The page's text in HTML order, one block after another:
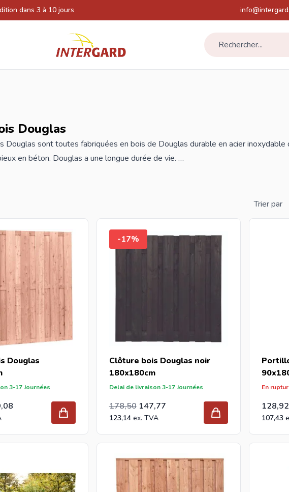
dans 3 à 10 jours
Rechercher...
Douglas
Douglas sont toutes fabriquées en bois de Douglas durable en acier
en béton. Douglas a une longue durée de vie.
et vous achetez des clôtures Douglas par palette ou camion complet,
vous recevrez une offre avec notre meilleur prix. Intergard est grossiste de supports de poteaux, L-
et chapeaux
poteaux
Trier par
Douglas
3-17 Journées
-17%
Clôture bois Douglas noir
180x180cm
Delai de livraison 3-17 Journées
Prix Spécial147,77
123,14
Prix normal
178,50
148,75
En
128,92
107,43